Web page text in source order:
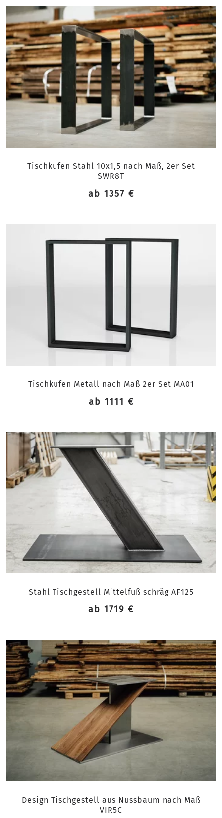
Tischkufen Stahl 10x1,5 nach Maß, 2er Set
SWR8T
ab 1357 €
Tischkufen Metall nach Maß 2er Set MA01
ab 1111 €
Stahl Tischgestell Mittelfuß schräg AF125
ab 1719 €
Design Tischgestell aus Nussbaum nach Maß
VIR5C